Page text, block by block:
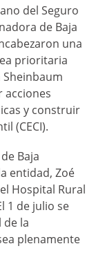
del Seguro
de Baja
una
prioritaria
Sheinbaum
acciones
y construir
(CECI).
Baja
entidad, Zoé
Hospital Rural
1 de julio se
de la
plenamente